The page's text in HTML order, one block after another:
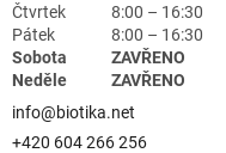
Čtvrtek
8:00 – 16:30
Pátek
8:00 – 16:30
Sobota
ZAVŘENO
Neděle
ZAVŘENO
info@biotika.net
+420 604 266 256